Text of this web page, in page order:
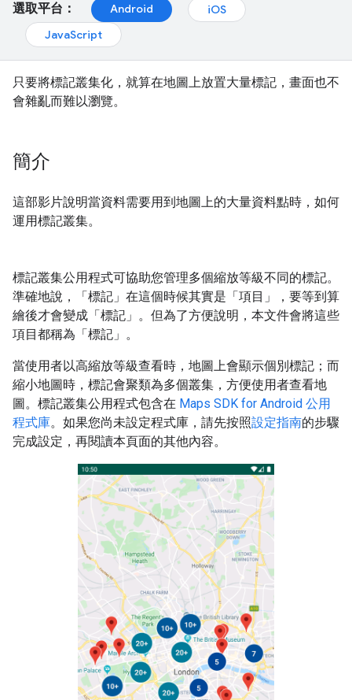
選取平台： Android
iOS
JavaScript
只要將標記叢集化，就算在地圖上放置大量標記，畫面也不
會雜亂而難以瀏覽。
簡介
這部影片說明當資料需要用到地圖上的大量資料點時，如何
運用標記叢集。
標記叢集公用程式可協助您管理多個縮放等級不同的標記。
準確地說，「標記」在這個時候其實是「項目」，要等到算
繪後才會變成「標記」。但為了方便說明，本文件會將這些
項目都稱為「標記」。
當使用者以高縮放等級查看時，地圖上會顯示個別標記；而
縮小地圖時，標記會聚類為多個叢集，方便使用者查看地
圖。標記叢集公用程式包含在 Maps SDK for Android 公用
程式庫。如果您尚未設定程式庫，請先按照設定指南的步驟
完成設定，再閱讀本頁面的其他內容。